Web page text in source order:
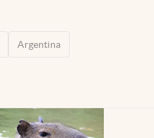
Argentina